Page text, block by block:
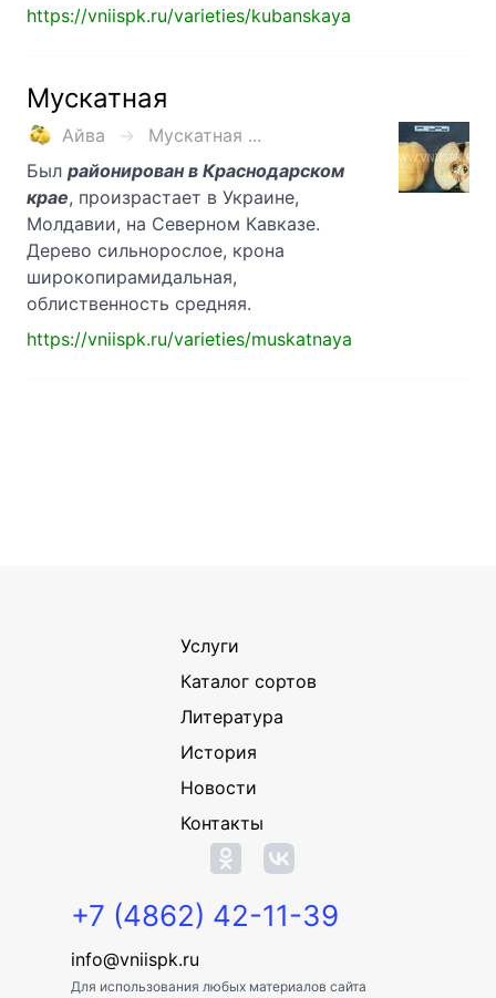
https://vniispk.ru/varieties/kubanskaya
Мускатная
Айва
Мускатная ...
Был районирован в Краснодарском
крае, произрастает в Украине,
Молдавии, на Северном Кавказе.
Дерево сильнорослое, крона
широкопирамидальная,
облиственность средняя.
https://vniispk.ru/varieties/muskatnaya
Услуги
Каталог сортов
Литература
История
Новости
Контакты
+7 (4862) 42-11-39
info@vniispk.ru
Для использования любых материалов сайта